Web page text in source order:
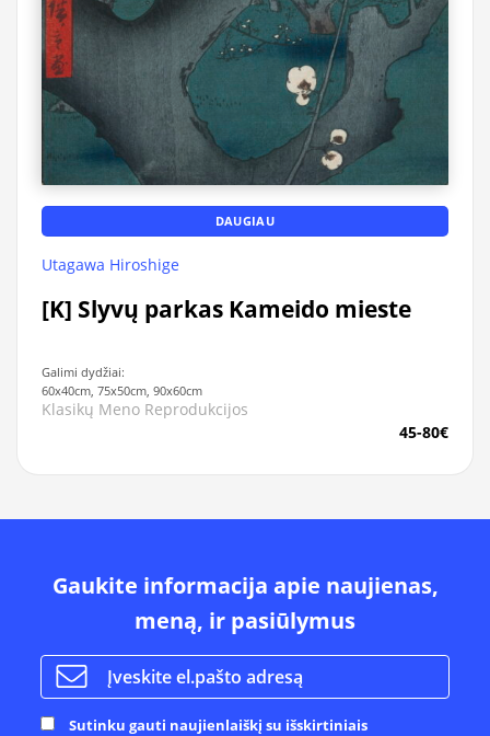
DAUGIAU
Utagawa Hiroshige
[K] Slyvų parkas Kameido mieste
Galimi dydžiai:
60x40cm, 75x50cm, 90x60cm
Klasikų Meno Reprodukcijos
45-80€
Gaukite informacija apie naujienas,
meną, ir pasiūlymus
Sutinku gauti naujienlaiškį su išskirtiniais